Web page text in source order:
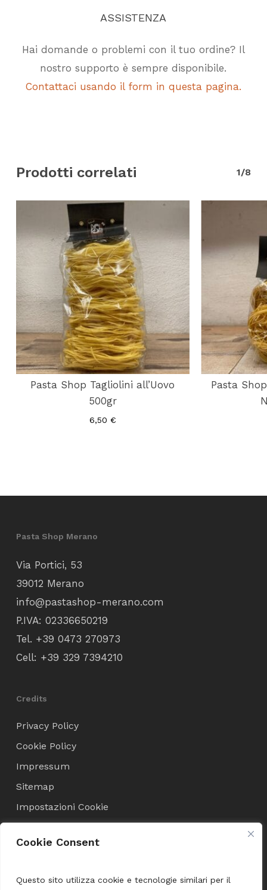
Cookie Consent
Questo sito utilizza cookie e tecnologie similari per il
ASSISTENZA
Hai domande o problemi con il tuo ordine? Il
nostro supporto è sempre disponibile.
Contattaci usando il form in questa pagina.
Prodotti correlati 1/8
Pasta Shop Tagliolini all’Uovo
500gr
6,50 €
Pasta
Pasta Shop Merano
Via Portici, 53
39012 Merano
info@pastashop-merano.com
P.IVA: 02336650219
Tel. +39 0473 270973
Cell: +39 329 7394210
Credits
Privacy Policy
Cookie Policy
Impressum
Sitemap
Impostazioni Cookie
Condizioni di Vendita
Termini e Condizioni